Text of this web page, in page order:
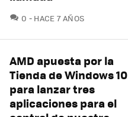
0 COMENTARIOS
HACE 7 AÑOS
AMD apuesta por la
Tienda de Windows 10
para lanzar tres
aplicaciones para el